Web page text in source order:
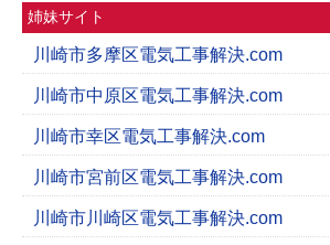
姉妹サイト
川崎市多摩区電気工事解決.com
川崎市中原区電気工事解決.com
川崎市幸区電気工事解決.com
川崎市宮前区電気工事解決.com
川崎市川崎区電気工事解決.com